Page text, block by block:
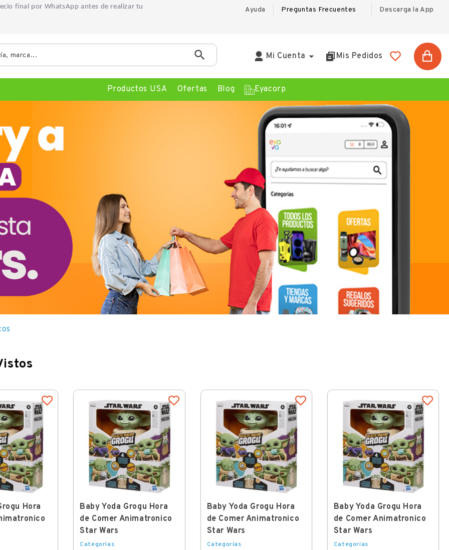
final por WhatsApp antes de realizar tu
Ayuda Preguntas Frecuentes Descarga la App
 Mi Cuenta  Mis Pedidos
Productos USA Ofertas Blog Eyacorp
Hora
Baby Yoda Grogu Hora
de Comer Animatronico
Star Wars
Categorías
Baby Yoda Grogu Hora
de Comer Animatronico
Star Wars
Categorías
Baby Yoda Grogu Hora
de Comer Animatronico
Star Wars
Categorías